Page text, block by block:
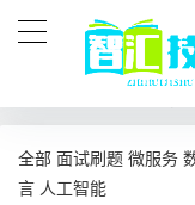
全部 面试刷题 微服务
言 人工智能